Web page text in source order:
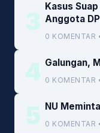
3
Kasus
Anggota
Kemenkeu
0 KOMENTAR
4 Galungan,
0 KOMENTAR
5 NU
0 KOMENTAR